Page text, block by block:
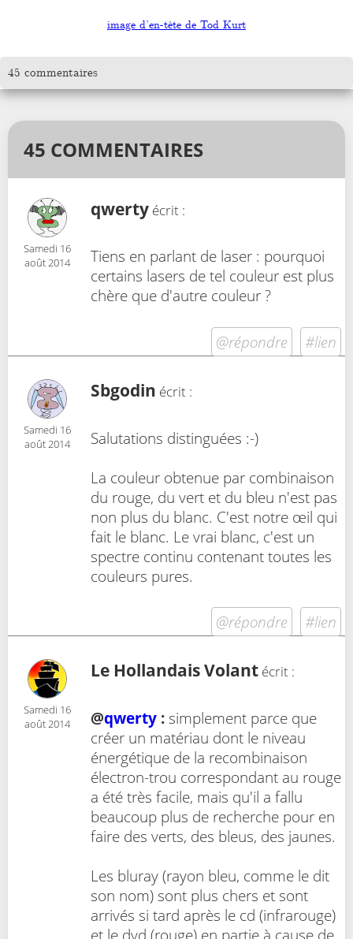
image d’en-tête de Tod Kurt
45 commentaires
45 COMMENTAIRES
Samedi 16
août 2014
qwerty écrit :
Tiens en parlant de laser : pourquoi
certains lasers de tel couleur est plus
chère que d'autre couleur ?
@répondre #lien
Samedi 16
août 2014
Sbgodin écrit :
Salutations distinguées :-)
La couleur obtenue par combinaison
du rouge, du vert et du bleu n'est pas
non plus du blanc. C'est notre œil qui
fait le blanc. Le vrai blanc, c'est un
spectre continu contenant toutes les
couleurs pures.
@répondre #lien
Samedi 16
août 2014
Le Hollandais Volant écrit :
@qwerty : simplement parce que
créer un matériau dont le niveau
énergétique de la recombinaison
électron-trou correspondant au rouge
a été très facile, mais qu'il a fallu
beaucoup plus de recherche pour en
faire des verts, des bleus, des jaunes.
Les bluray (rayon bleu, comme le dit
son nom) sont plus chers et sont
arrivés si tard après le cd (infrarouge)
et le dvd (rouge) en partie à cause de